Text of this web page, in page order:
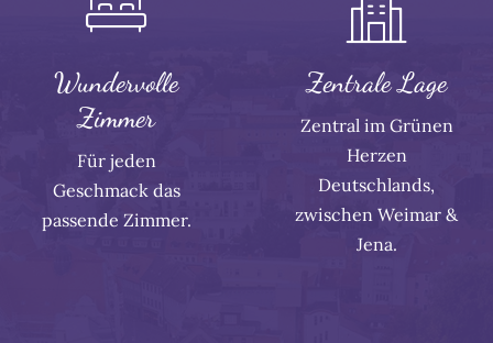
Wundervolle
Zimmer
Für jeden
Geschmack das
passende Zimmer.
Zentrale Lage
Zentral im Grünen
Herzen
Deutschlands,
zwischen Weimar &
Jena.